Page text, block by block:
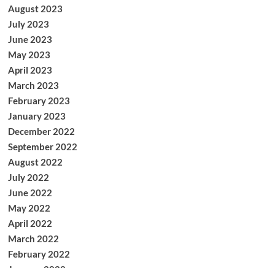
August 2023
July 2023
June 2023
May 2023
April 2023
March 2023
February 2023
January 2023
December 2022
September 2022
August 2022
July 2022
June 2022
May 2022
April 2022
March 2022
February 2022